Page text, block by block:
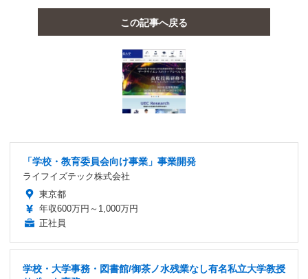
この記事へ戻る
「学校・教育委員会向け事業」事業開発
ライフイズテック株式会社
東京都
年収600万円～1,000万円
正社員
学校・大学事務・図書館/御茶ノ水残業なし有名私立大学教授